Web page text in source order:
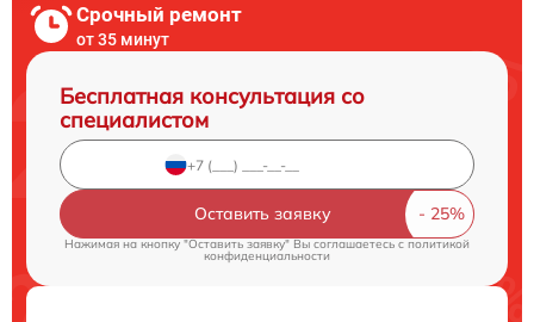
Срочный ремонт
от 35 минут
Бесплатная консультация со
специалистом
Оставить заявку
Нажимая на кнопку "Оставить заявку" Вы соглашаетесь cполитикой
конфиденциальности